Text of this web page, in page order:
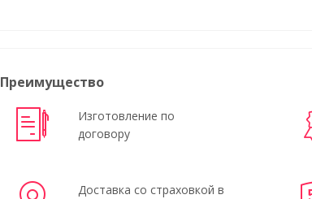
Преимущество
Изготовление по
договору
Доставка со страховкой в